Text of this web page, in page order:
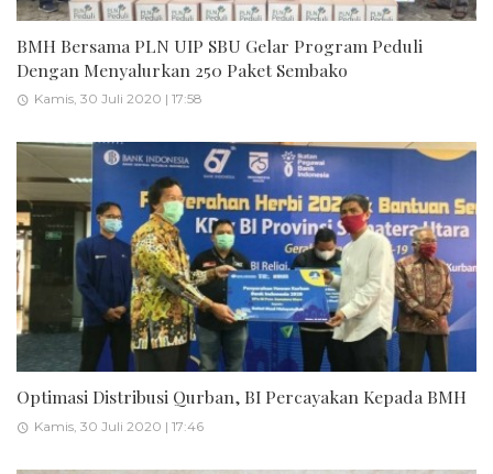
BMH Bersama PLN UIP SBU Gelar Program Peduli
Dengan Menyalurkan 250 Paket Sembako
Kamis, 30 Juli 2020 | 17:58
Optimasi Distribusi Qurban, BI Percayakan Kepada BMH
Kamis, 30 Juli 2020 | 17:46